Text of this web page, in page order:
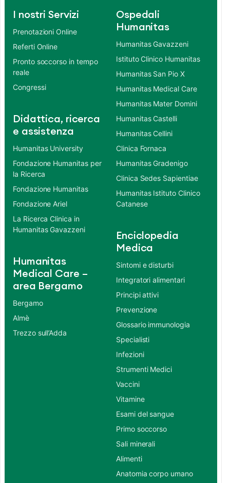
I nostri Servizi
Prenotazioni Online
Referti Online
Pronto soccorso in tempo
reale
Congressi
Didattica, ricerca
e assistenza
Humanitas University
Fondazione Humanitas per
la Ricerca
Fondazione Humanitas
Fondazione Ariel
La Ricerca Clinica in
Humanitas Gavazzeni
Humanitas
Medical Care –
area Bergamo
Bergamo
Almè
Trezzo sull’Adda
Ospedali
Humanitas
Humanitas Gavazzeni
Istituto Clinico Humanitas
Humanitas San Pio X
Humanitas Medical Care
Humanitas Mater Domini
Humanitas Castelli
Humanitas Cellini
Clinica Fornaca
Humanitas Gradenigo
Clinica Sedes Sapientiae
Humanitas Istituto Clinico
Catanese
Enciclopedia
Medica
Sintomi e disturbi
Integratori alimentari
Principi attivi
Prevenzione
Glossario immunologia
Specialisti
Infezioni
Strumenti Medici
Vaccini
Vitamine
Esami del sangue
Primo soccorso
Sali minerali
Alimenti
Anatomia corpo umano